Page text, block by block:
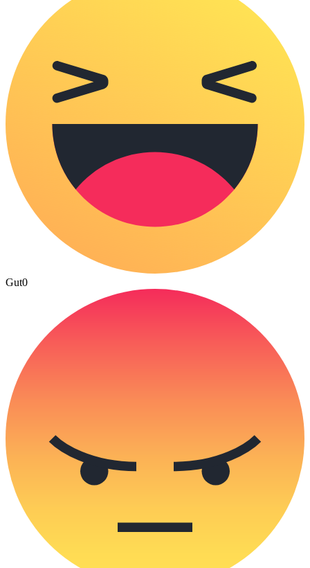
Gut0